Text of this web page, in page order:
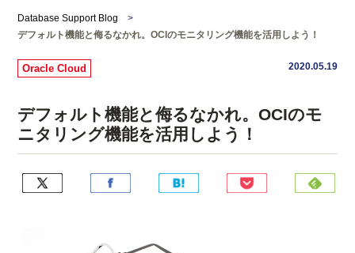
Database Support Blog
>
デフォルト機能と侮るなかれ。OCIのモニタリング機能を活用しよう！
Oracle Cloud 2020.05.19
デフォルト機能と侮るなかれ。OCIのモ
ニタリング機能を活用しよう！